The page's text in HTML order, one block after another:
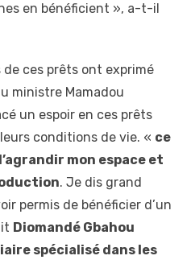
en bénéficient », a-t-il
ces prêts ont exprimé
ministre Mamadou
un espoir en ces prêts
conditions de vie. « ce
mon espace et
. Je dis grand
permis de bénéficier d’un
Diomandé Gbahou
spécialisé dans les